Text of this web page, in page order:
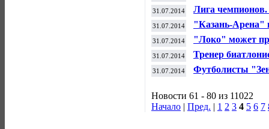
31.07.2014 Лига
31.07.2014
"Казань-Арена"
высшую
31.07.2014 "Локо" может
31.07.2014
Тренер
летний
31.07.2014
Футболисты
Новости 61 - 80 из 11022
Начало | Пред. | 1 2 3 4 5 6 7